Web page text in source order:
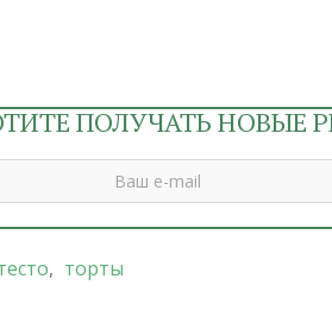
ПОЛУЧАТЬ НОВЫЕ
, торты